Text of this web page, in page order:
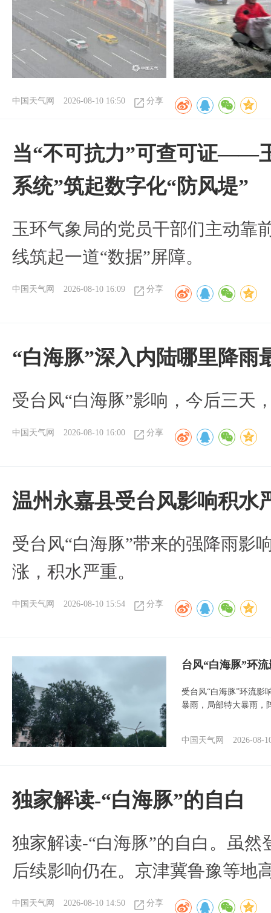
中国天气网 2026-08-10 16:50 分享
当“不可抗力”可查可证——
系统”筑起数字化“防风堤”
玉环气象局的党员干部们主动靠
线筑起一道“数据”屏障。
中国天气网 2026-08-10 16:09 分享
“白海豚”深入内陆哪里降雨
受台风“白海豚”影响，今后三天
中国天气网 2026-08-10 16:00 分享
温州永嘉县受台风影响积水
受台风“白海豚”带来的强降雨影
涨，积水严重。
中国天气网 2026-08-10 15:54 分享
台风“白海豚”环
受台风“白海豚”环流影
暴雨，局部特大暴雨，
中国天气网 2026-08-
​独家解读-“白海豚”的自白
独家解读-“白海豚”的自白。虽然
后续影响仍在。京津冀鲁豫等地
中国天气网 2026-08-10 14:50 分享